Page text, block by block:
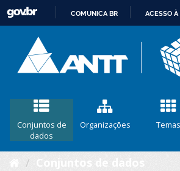
CONTEÚDO
COMUNICA BR ACESSO
Conjuntos de
dados
Organizações Temas